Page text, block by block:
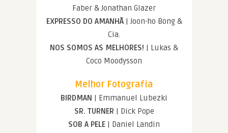
Faber & Jonathan Glazer
EXPRESSO DO AMANHÃ| Joon-ho Bong &
Cia.
NOS SOMOS AS MELHORES! | Lukas &
Coco Moodysson
Melhor Fotografia
BIRDMAN | Emmanuel Lubezki
SR. TURNER | Dick Pope
SOB A PELE | Daniel Landin